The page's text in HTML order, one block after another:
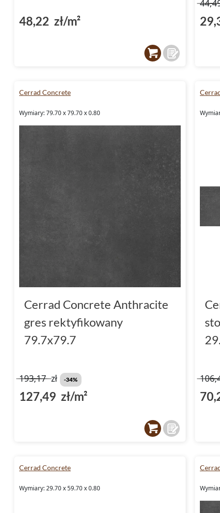
48,22 zł/m²
Cerrad Concrete
Wymiary: 79.70 x 79.70 x 0.80
Cerrad Concrete Anthracite
gres rektyfikowany
79.7x79.7
193,17zł -34%
127,49 zł/m²
Cerrad Concrete
Wymiary: 29.70 x 59.70 x 0.80